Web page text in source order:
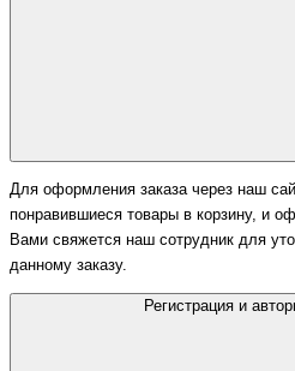
Для оформления заказа через наш
понравившиеся товары в корзину, и
Вами свяжется наш сотрудник для
данному заказу.
Регистрация и